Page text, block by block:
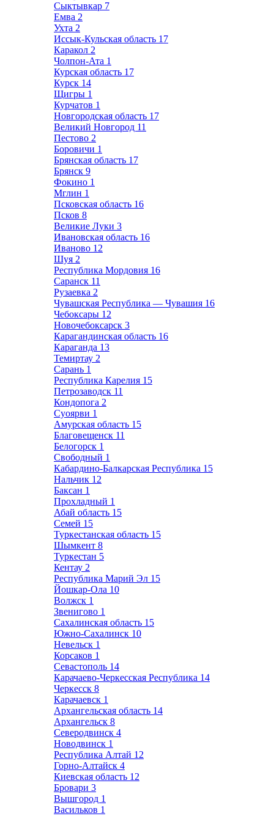
Сыктывкар 7
Емва 2
Ухта 2
Иссык-Кульская область 17
Каракол 2
Чолпон-Ата 1
Курская область 17
Курск 14
Щигры 1
Курчатов 1
Новгородская область 17
Великий Новгород 11
Пестово 2
Боровичи 1
Брянская область 17
Брянск 9
Фокино 1
Мглин 1
Псковская область 16
Псков 8
Великие Луки 3
Ивановская область 16
Иваново 12
Шуя 2
Республика Мордовия 16
Саранск 11
Рузаевка 2
Чувашская Республика — Чувашия 16
Чебоксары 12
Новочебоксарск 3
Карагандинская область 16
Караганда 13
Темиртау 2
Сарань 1
Республика Карелия 15
Петрозаводск 11
Кондопога 2
Суоярви 1
Амурская область 15
Благовещенск 11
Белогорск 1
Свободный 1
Кабардино-Балкарская Республика 15
Нальчик 12
Баксан 1
Прохладный 1
Абай область 15
Семей 15
Туркестанская область 15
Шымкент 8
Туркестан 5
Кентау 2
Республика Марий Эл 15
Йошкар-Ола 10
Волжск 1
Звенигово 1
Сахалинская область 15
Южно-Сахалинск 10
Невельск 1
Корсаков 1
Севастополь 14
Карачаево-Черкесская Республика 14
Черкесск 8
Карачаевск 1
Архангельская область 14
Архангельск 8
Северодвинск 4
Новодвинск 1
Республика Алтай 12
Горно-Алтайск 4
Киевская область 12
Бровари 3
Вышгород 1
Васильков 1